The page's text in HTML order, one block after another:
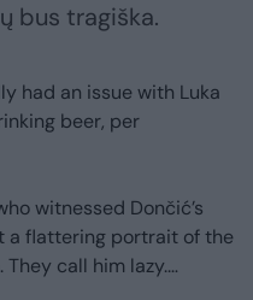
bus tragiška.
had an issue with Luka
beer, per
witnessed Dončić’s
a flattering portrait of the
call him lazy.…